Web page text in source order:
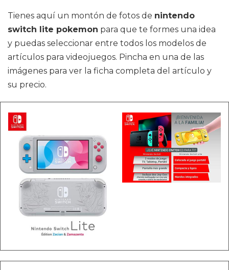
Tienes aquí un montón de fotos de nintendo
switch lite pokemon para que te formes una idea
y puedas seleccionar entre todos los modelos de
artículos para videojuegos. Pincha en una de las
imágenes para ver la ficha completa del artículo y
su precio.